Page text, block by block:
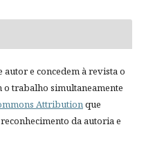
e concedem à revista o
trabalho simultaneamente
Attributionque
da autoria e